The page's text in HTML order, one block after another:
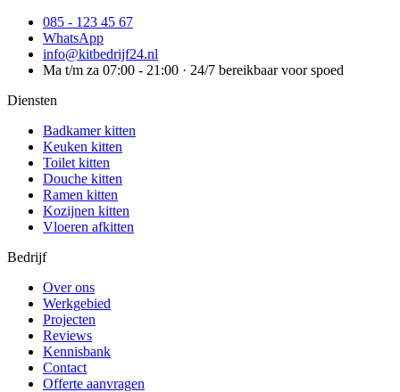
085 - 123 45 67
WhatsApp
info@kitbedrijf24.nl
Ma t/m za 07:00 - 21:00 · 24/7 bereikbaar voor spoed
Diensten
Badkamer kitten
Keuken kitten
Toilet kitten
Douche kitten
Ramen kitten
Kozijnen kitten
Vloeren afkitten
Bedrijf
Over ons
Werkgebied
Projecten
Reviews
Kennisbank
Contact
Offerte aanvragen